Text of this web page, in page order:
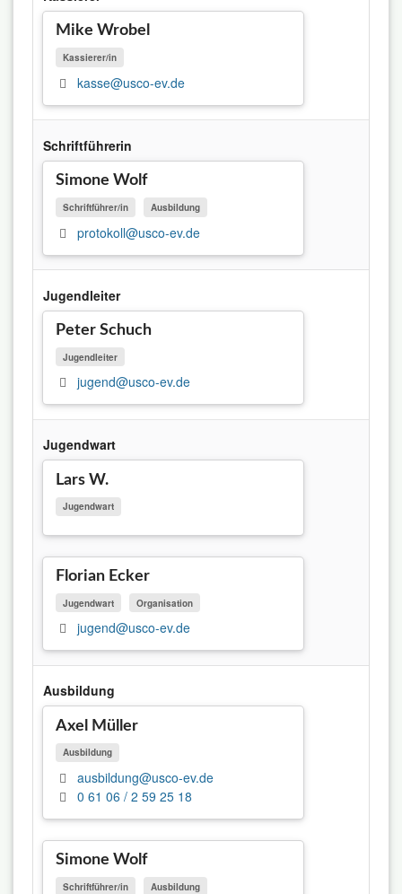
Mike Wrobel
Kassierer/in
kasse@usco-ev.de
Schriftführerin
Simone Wolf
Schriftführer/in Ausbildung
protokoll@usco-ev.de
Jugendleiter
Peter Schuch
Jugendleiter
jugend@usco-ev.de
Jugendwart
Lars W.
Jugendwart
Florian Ecker
Jugendwart Organisation
jugend@usco-ev.de
Ausbildung
Axel Müller
Ausbildung
ausbildung@usco-ev.de
0 61 06 / 2 59 25 18
Simone Wolf
Schriftführer/in Ausbildung